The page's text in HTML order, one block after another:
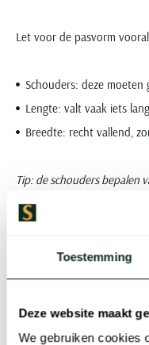
Toestemming
Deze website maakt
We gebruiken cookies
Let voor de pasvorm
Schouders: deze moeten
Lengte: valt vaak iets
Breedte: recht vallend,
Tip: de schouders bepalen
schouders op de juiste
plek.
belangrijk vindt. Het zorgt